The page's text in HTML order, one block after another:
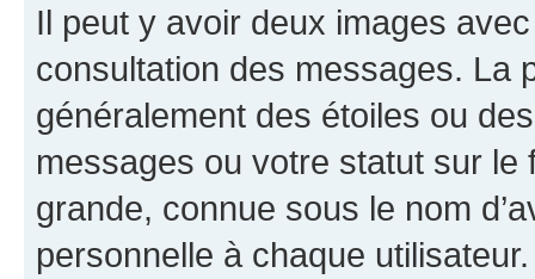
Il peut y avoir deux images
consultation des messages. La
généralement des étoiles ou
messages ou votre statut sur
grande, connue sous le nom
personnelle à chaque utilisateur.